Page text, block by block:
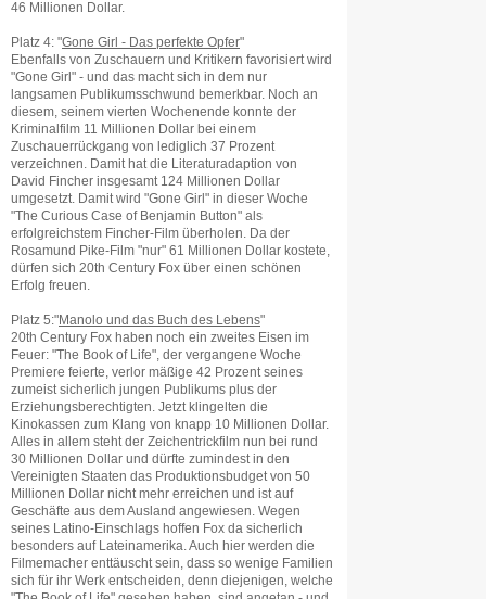
46 Millionen Dollar.
Platz 4: "Gone Girl - Das perfekte Opfer"
Ebenfalls von Zuschauern und Kritikern favorisiert wird
"Gone Girl" - und das macht sich in dem nur
langsamen Publikumsschwund bemerkbar. Noch an
diesem, seinem vierten Wochenende konnte der
Kriminalfilm 11 Millionen Dollar bei einem
Zuschauerrückgang von lediglich 37 Prozent
verzeichnen. Damit hat die Literaturadaption von
David Fincher insgesamt 124 Millionen Dollar
umgesetzt. Damit wird "Gone Girl" in dieser Woche
"The Curious Case of Benjamin Button" als
erfolgreichstem Fincher-Film überholen. Da der
Rosamund Pike-Film "nur" 61 Millionen Dollar kostete,
dürfen sich 20th Century Fox über einen schönen
Erfolg freuen.
Platz 5:"Manolo und das Buch des Lebens"
20th Century Fox haben noch ein zweites Eisen im
Feuer: "The Book of Life", der vergangene Woche
Premiere feierte, verlor mäßige 42 Prozent seines
zumeist sicherlich jungen Publikums plus der
Erziehungsberechtigten. Jetzt klingelten die
Kinokassen zum Klang von knapp 10 Millionen Dollar.
Alles in allem steht der Zeichentrickfilm nun bei rund
30 Millionen Dollar und dürfte zumindest in den
Vereinigten Staaten das Produktionsbudget von 50
Millionen Dollar nicht mehr erreichen und ist auf
Geschäfte aus dem Ausland angewiesen. Wegen
seines Latino-Einschlags hoffen Fox da sicherlich
besonders auf Lateinamerika. Auch hier werden die
Filmemacher enttäuscht sein, dass so wenige Familien
sich für ihr Werk entscheiden, denn diejenigen, welche